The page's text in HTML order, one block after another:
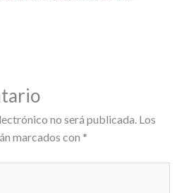
no será publicada. Los
marcados con *